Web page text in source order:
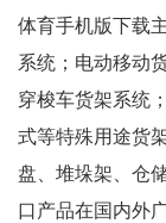
体育手机版下载
系统；电动移动
穿梭车货架系统
式等特殊用途货
盘、堆垛架、仓
口产品在国内外